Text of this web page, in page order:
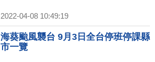
2022-04-08 10:49:19
海葵颱風襲台 9月3日全台停班停課縣
市一覽